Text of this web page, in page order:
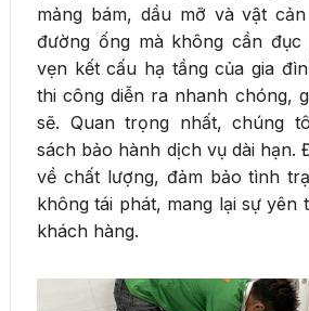
mảng bám, dầu mỡ và vật
đường ống mà không cần đục
vẹn kết cấu hạ tầng của gia
thi công diễn ra nhanh chóng,
sẽ. Quan trọng nhất, chúng
sách bảo hành dịch vụ dài hạn.
về chất lượng, đảm bảo tình
không tái phát, mang lại sự yên
khách hàng.